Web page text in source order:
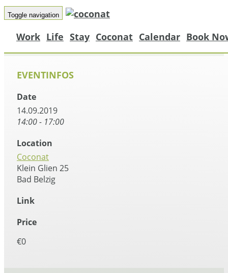
Toggle navigation
Work Life Stay Coconat Calendar Book
EVENTINFOS
Date
14.09.2019
14:00 - 17:00
Location
Coconat
Klein Glien 25
Bad Belzig
Link
Price
€0